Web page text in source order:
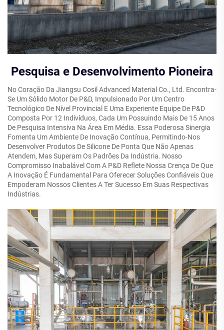
Pesquisa e Desenvolvimento Pioneira
No Coração Da Jiangsu Cosil Advanced Material Co., Ltd. Encontra-
Se Um Sólido Motor De P&D, Impulsionado Por Um Centro
Tecnológico De Nível Provincial E Uma Experiente Equipe De P&D
Composta Por 12 Indivíduos, Cada Um Possuindo Mais De 15 Anos
De Pesquisa Intensiva Na Área Em Média. Essa Poderosa Sinergia
Fomenta Um Ambiente De Inovação Contínua, Permitindo-Nos
Desenvolver Produtos De Silicone De Ponta Que Não Apenas
Atendem, Mas Superam Os Padrões Da Indústria. Nosso
Compromisso Inabalável Com A P&D Reflete Nossa Crença De Que
A Inovação É Fundamental Para Oferecer Soluções Confiáveis Que
Empoderam Nossos Clientes A Ter Sucesso Em Suas Respectivas
Indústrias.